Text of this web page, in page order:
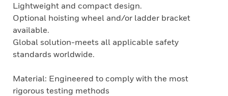
Lightweight and compact design.
Optional hoisting wheel and/or ladder bracket
available.
Global solution-meets all applicable safety
standards worldwide.
Material: Engineered to comply with the most
rigorous testing methods